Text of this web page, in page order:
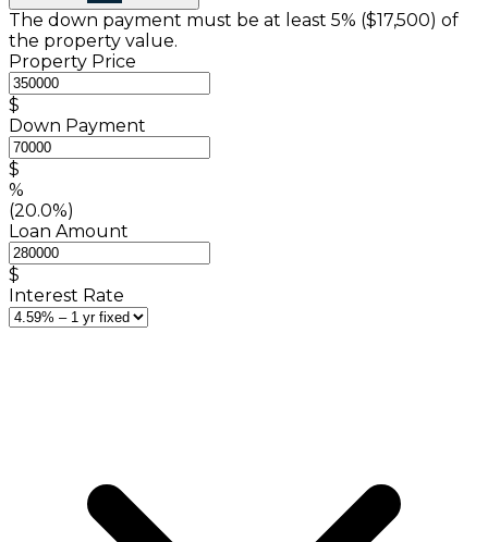
The down payment must be at least 5% ($17,500) of
the property value.
Property Price
$
Down Payment
$
%
(20.0%)
Loan Amount
$
Interest Rate